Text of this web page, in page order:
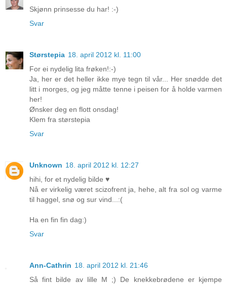
Skjønn prinsesse du har! :-)
Svar
Størstepia 18. april 2012 kl. 11:00
For ei nydelig lita frøken!:-)
Ja, her er det heller ikke mye tegn til vår... Her snødde det
litt i morges, og jeg måtte tenne i peisen for å holde varmen
her!
Ønsker deg en flott onsdag!
Klem fra størstepia
Svar
Unknown 18. april 2012 kl. 12:27
hihi, for et nydelig bilde ♥
Nå er virkelig været scizofrent ja, hehe, alt fra sol og varme
til haggel, snø og sur vind...:(
Ha en fin fin dag:)
Svar
Ann-Cathrin 18. april 2012 kl. 21:46
Så fint bilde av lille M ;) De knekkebrødene er kjempe